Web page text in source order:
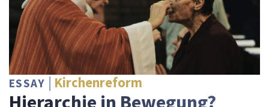
ESSAY Kirchenreform
Hierarchie in Bewegung?